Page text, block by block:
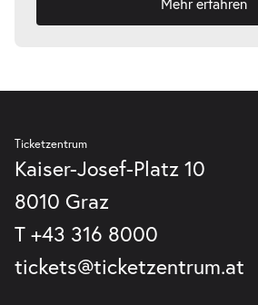
Di.
Di. 22.12.2026
Ticketzentrum
Kaiser-Josef-Platz 10
8010 Graz
T +43 316 8000
tickets@ticketzentrum.at